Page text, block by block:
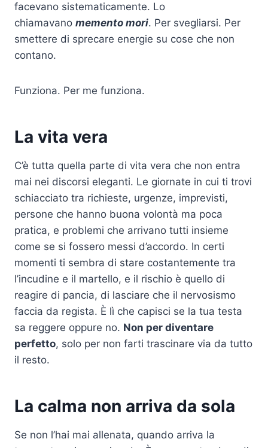
facevano sistematicamente. Lo
chiamavano memento mori. Per svegliarsi. Per
smettere di sprecare energie su cose che non
contano.
Funziona. Per me funziona.
La vita vera
C’è tutta quella parte di vita vera che non entra
mai nei discorsi eleganti. Le giornate in cui ti trovi
schiacciato tra richieste, urgenze, imprevisti,
persone che hanno buona volontà ma poca
pratica, e problemi che arrivano tutti insieme
come se si fossero messi d’accordo. In certi
momenti ti sembra di stare costantemente tra
l’incudine e il martello, e il rischio è quello di
reagire di pancia, di lasciare che il nervosismo
faccia da regista. È lì che capisci se la tua testa
sa reggere oppure no. Non per diventare
perfetto, solo per non farti trascinare via da tutto
il resto.
La calma non arriva da sola
Se non l’hai mai allenata, quando arriva la